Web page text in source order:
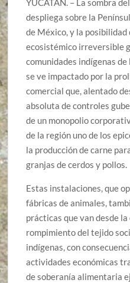
YUCATÁN. – La sombra
despliega sobre la
de México, y la posibilidad
ecosistémico irreversible
comunidades indígenas
se ve impactado por la
comercial que, alentado
absoluta de controles
de un monopolio
de la región uno de los
la producción de carne
granjas de cerdos y pollos.
Estas instalaciones, que
fábricas de animales,
prácticas que van desde
rompimiento del tejido
indígenas, con
actividades económicas
de soberanía alimentaria